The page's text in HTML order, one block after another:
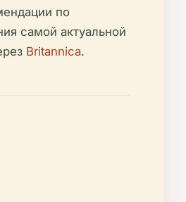
по
самой актуальной
Britannica.